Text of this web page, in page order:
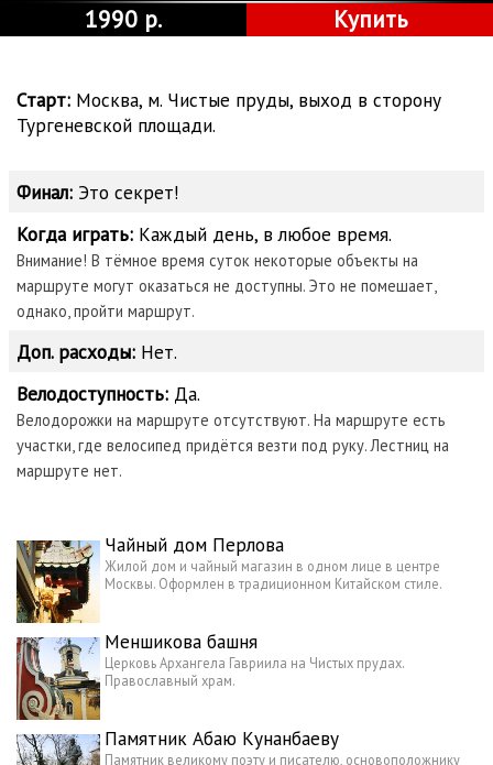
1990 р. Купить
Старт: Москва, м. Чистые пруды, выход в сторону
Тургеневской площади.
Финал: Это секрет!
Когда играть: Каждый день, в любое время.
Внимание! В тёмное время суток некоторые объекты на
маршруте могут оказаться не доступны. Это не помешает,
однако, пройти маршрут.
Доп. расходы: Нет.
Велодоступность: Да.
Велодорожки на маршруте отсутствуют. На маршруте есть
участки, где велосипед придётся везти под руку. Лестниц на
маршруте нет.
Чайный дом Перлова
Жилой дом и чайный магазин в одном лице в центре
Москвы. Оформлен в традиционном Китайском стиле.
Меншикова башня
Церковь Архангела Гавриила на Чистых прудах.
Православный храм.
Памятник Абаю Кунанбаеву
Памятник великому поэту и писателю, основоположнику